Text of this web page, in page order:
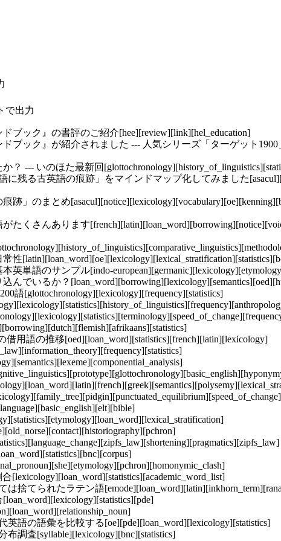
で出力
ブック』の書評のご紹介[hee][review][link][hel_education]
ブック』が紹介されました --- 人気シリーズ「ターゲット1900
--- いのほた最新回
残る古英語の痕跡」をマインドマップ化してみました
」のまとめ
くさんあります
英単語のサンプル[indo-
でいるか？
語[glottochronology][lexicology][frequency][statistics]
用語の推移[oed][loan_word][statistics][french][latin][lexicology]
[lexicology][loan_word][statistics][academic_word_list]
捨てられたラテン語
語の語彙を比較する[oe][pde][loan_word][lexicology][statistics]
布調査[syllable][lexicology][bnc][statistics]